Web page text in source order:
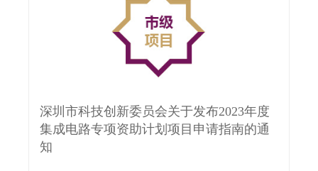
深圳市科技创新委员会关于发布2023年度
集成电路专项资助计划项目申请指南的通
知